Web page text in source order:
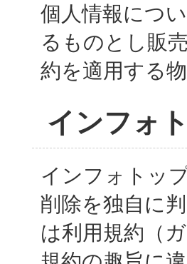
個人情報につ
るものとし販
約を適用する
インフォ
インフォトッ
削除を独自に
は利用規約（